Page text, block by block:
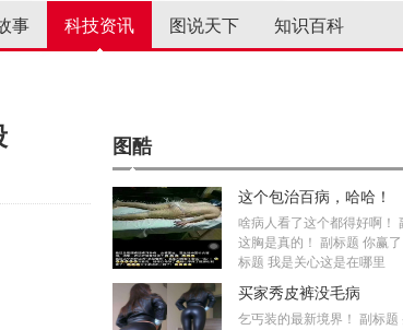
事 科技资讯 图说天下 知识百科
图酷
这个包治百病，哈哈！
啥病人看了这个都得好啊！
这胸是真的！ 副标题 你赢了
标题 我是关心这是在哪里
买家秀皮裤没毛病
乞丐装的最新境界！ 副标题